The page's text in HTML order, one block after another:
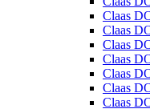
Claas
Claas
Claas
Claas
Claas
Claas
Claas